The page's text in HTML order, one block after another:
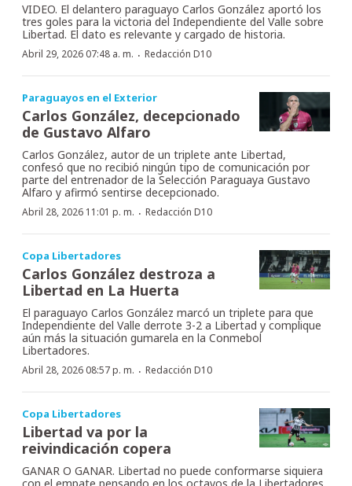
VIDEO. El delantero paraguayo Carlos González aportó los
tres goles para la victoria del Independiente del Valle sobre
Libertad. El dato es relevante y cargado de historia.
Abril 29, 2026 07:48 a. m. · Redacción D10
Paraguayos en el Exterior
Carlos González, decepcionado
de Gustavo Alfaro
Carlos González, autor de un triplete ante Libertad,
confesó que no recibió ningún tipo de comunicación por
parte del entrenador de la Selección Paraguaya Gustavo
Alfaro y afirmó sentirse decepcionado.
Abril 28, 2026 11:01 p. m. · Redacción D10
Copa Libertadores
Carlos González destroza a
Libertad en La Huerta
El paraguayo Carlos González marcó un triplete para que
Independiente del Valle derrote 3-2 a Libertad y complique
aún más la situación gumarela en la Conmebol
Libertadores.
Abril 28, 2026 08:57 p. m. · Redacción D10
Copa Libertadores
Libertad va por la
reivindicación copera
GANAR O GANAR. Libertad no puede conformarse siquiera
con el empate pensando en los octavos de la Libertadores.